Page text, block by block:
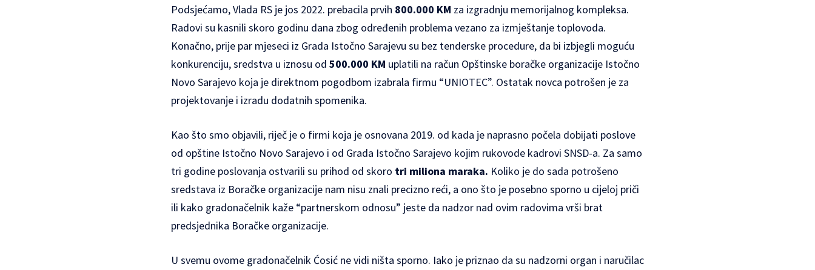
Podsjećamo, Vlada RS je jos 2022. prebacila prvih 800.000 KM za izgradnju memorijalnog kompleksa.
Radovi su kasnili skoro godinu dana zbog određenih problema vezano za izmještanje toplovoda.
Konačno, prije par mjeseci iz Grada Istočno Sarajevu su bez tenderske procedure, da bi izbjegli moguću
konkurenciju, sredstva u iznosu od 500.000 KM uplatili na račun Opštinske boračke organizacije Istočno
Novo Sarajevo koja je direktnom pogodbom izabrala firmu “UNIOTEC”. Ostatak novca potrošen je za
projektovanje i izradu dodatnih spomenika.
Kao što smo objavili, riječ je o firmi koja je osnovana 2019. od kada je naprasno počela dobijati poslove
od opštine Istočno Novo Sarajevo i od Grada Istočno Sarajevo kojim rukovode kadrovi SNSD-a. Za samo
tri godine poslovanja ostvarili su prihod od skoro tri miliona maraka. Koliko je do sada potrošeno
sredstava iz Boračke organizacije nam nisu znali precizno reći, a ono što je posebno sporno u cijeloj priči
ili kako gradonačelnik kaže “partnerskom odnosu” jeste da nadzor nad ovim radovima vrši brat
predsjednika Boračke organizacije.
U svemu ovome gradonačelnik Ćosić ne vidi ništa sporno. Iako je priznao da su nadzorni organ i naručilac